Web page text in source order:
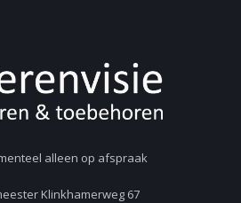
alleen op afspraak
Klinkhamerweg 67